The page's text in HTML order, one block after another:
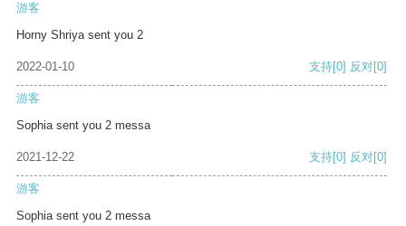
游客
Horny Shriya sent you 2
2022-01-10 支持[0] 反对[0]
游客
Sophia sent you 2 messa
2021-12-22 支持[0] 反对[0]
游客
Sophia sent you 2 messa